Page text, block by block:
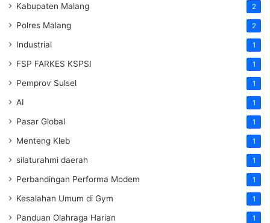
Kabupaten Malang 2
Polres Malang 2
Industrial 1
FSP FARKES KSPSI 1
Pemprov Sulsel 1
AI 1
Pasar Global 1
Menteng Kleb 1
silaturahmi daerah 1
Perbandingan Performa Modem 1
Kesalahan Umum di Gym 1
Panduan Olahraga Harian 1